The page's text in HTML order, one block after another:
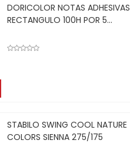
DORICOLOR NOTAS ADHESIVAS
RECTANGULO 100H POR 5...
STABILO SWING COOL NATURE
COLORS SIENNA 275/175